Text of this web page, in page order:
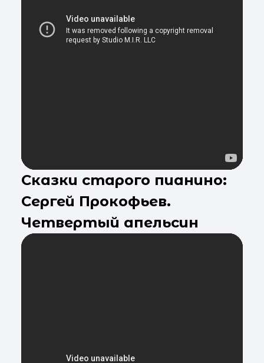
Сказки старого пианино:
Сергей Прокофьев.
Четвертый апельсин